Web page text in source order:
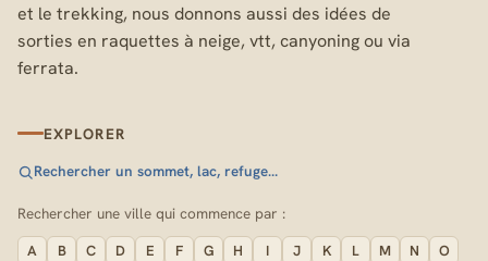
et le trekking, nous donnons aussi des idées de
sorties en raquettes à neige, vtt, canyoning ou via
ferrata.
EXPLORER
Rechercher un sommet, lac, refuge…
Rechercher une ville qui commence par :
A B C D E F G H I J K L M N
O